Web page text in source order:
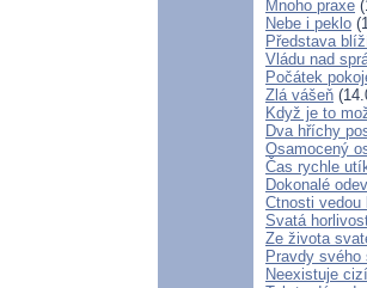
Mnoho praxe
Nebe i peklo
Představa
Vládu nad
Počátek
Zlá vášeň
Když je to
Dva hříchy
Osamocený
Čas rychle
Dokonalé
Ctnosti vedou
Svatá
Ze života
Pravdy svého
Neexistuje